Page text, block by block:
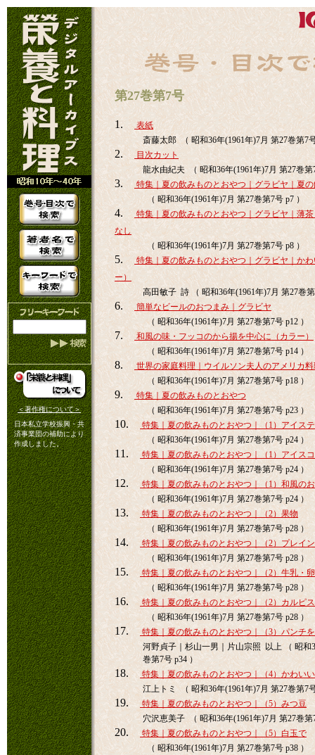
＜著作権について＞
日本私立学校振興・共
済事業団の補助により
作成しました。
第27巻第7号
1.
表紙
斎藤太郎 （ 昭和36年(1961年)7月 第27巻第7
2.
目次カット
龍水由紀夫 （ 昭和36年(1961年)7月 第27巻第
3.
特集｜夏の飲みものとおやつ｜グラビヤ｜夏
（ 昭和36年(1961年)7月 第27巻第7号 p7 ）
4.
特集｜夏の飲みものとおやつ｜グラビヤ｜
なし
（ 昭和36年(1961年)7月 第27巻第7号 p8 ）
5.
特集｜夏の飲みものとおやつ｜グラビヤ｜か
ー）
高田敏子 詩 （ 昭和36年(1961年)7月 第27巻
6.
簡単なビールのおつまみ｜グラビヤ
（ 昭和36年(1961年)7月 第27巻第7号 p12 ）
7.
和風の味・フッコのから揚を中心に（カラー）
（ 昭和36年(1961年)7月 第27巻第7号 p14 ）
8.
世界の家庭料理｜ウイルソン夫人のアメリカ
（ 昭和36年(1961年)7月 第27巻第7号 p18 ）
9.
特集｜夏の飲みものとおやつ
（ 昭和36年(1961年)7月 第27巻第7号 p23 ）
10.
特集｜夏の飲みものとおやつ｜（1）アイス
（ 昭和36年(1961年)7月 第27巻第7号 p24 ）
11.
特集｜夏の飲みものとおやつ｜（1）アイス
（ 昭和36年(1961年)7月 第27巻第7号 p24 ）
12.
特集｜夏の飲みものとおやつ｜（1）和風の
（ 昭和36年(1961年)7月 第27巻第7号 p24 ）
13.
特集｜夏の飲みものとおやつ｜（2）果物
（ 昭和36年(1961年)7月 第27巻第7号 p28 ）
14.
特集｜夏の飲みものとおやつ｜（2）プレイ
（ 昭和36年(1961年)7月 第27巻第7号 p28 ）
15.
特集｜夏の飲みものとおやつ｜（2）牛乳・卵
（ 昭和36年(1961年)7月 第27巻第7号 p28 ）
16.
特集｜夏の飲みものとおやつ｜（2）カルピス
（ 昭和36年(1961年)7月 第27巻第7号 p28 ）
17.
特集｜夏の飲みものとおやつ｜（3）パンチ
河野貞子｜杉山一男｜片山宗照 以上 （ 昭和
巻第7号 p34 ）
18.
特集｜夏の飲みものとおやつ｜（4）かわい
江上トミ （ 昭和36年(1961年)7月 第27巻第7
19.
特集｜夏の飲みものとおやつ｜（5）みつ豆
穴沢恵美子 （ 昭和36年(1961年)7月 第27巻第
20.
特集｜夏の飲みものとおやつ｜（5）白玉で
（ 昭和36年(1961年)7月 第27巻第7号 p38 ）